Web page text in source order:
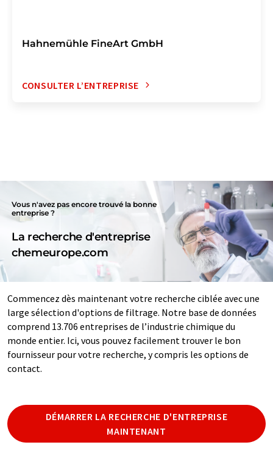
Hahnemühle FineArt GmbH
CONSULTER L’ENTREPRISE
Vous n'avez pas encore trouvé la bonne
entreprise ?
La recherche d'entreprise
chemeurope.com
Commencez dès maintenant votre recherche ciblée avec une
large sélection d'options de filtrage. Notre base de données
comprend 13.706 entreprises de l’industrie chimique du
monde entier. Ici, vous pouvez facilement trouver le bon
fournisseur pour votre recherche, y compris les options de
contact.
DÉMARRER LA RECHERCHE D'ENTREPRISE
MAINTENANT